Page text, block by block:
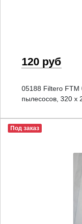
120 руб
05188 Filtero
пылесосов, 320 х
Под заказ